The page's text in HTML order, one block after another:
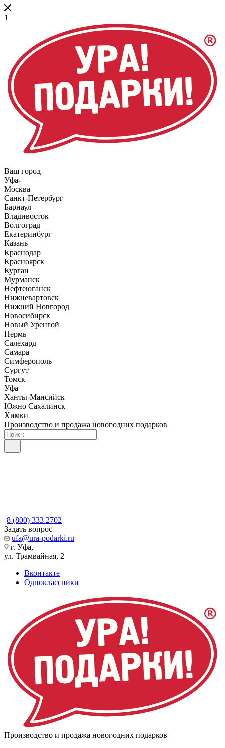
1
Ваш город
Уфа
Москва
Санкт-Петербург
Барнаул
Владивосток
Волгоград
Екатеринбург
Казань
Краснодар
Красноярск
Курган
Мурманск
Нефтеюганск
Нижневартовск
Нижний Новгород
Новосибирск
Новый Уренгой
Пермь
Салехард
Самара
Симферополь
Сургут
Томск
Уфа
Ханты-Мансийск
Южно Сахалинск
Химки
Производство и продажа новогодних подарков
8 (800) 333 2702
Задать вопрос
ufa@ura-podarki.ru
г. Уфа,
ул. Трамвайная, 2
Вконтакте
Одноклассники
Производство и продажа новогодних подарков